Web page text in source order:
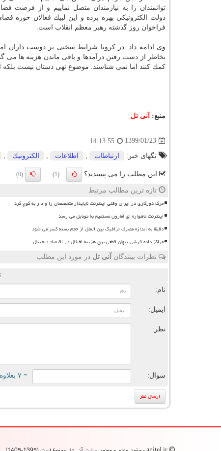
توانمندان را به نیازمندان متصل نماییم و از فرصت
دولت الكترونیكی بهره برده و این لبیك فعالان حوزه
فراخوان روز گذشته رهبر معظم انقلاب است.
وی ادامه داد: در كرونا شرایط سختی بر دوست داران
بخاطر از دست رفتن درآمدها و باقی ماندن هزینه ها می
كمك كنند اما نمی شناسند. موضوع تهی دستان نیست بلكه
منبع: آنی تل
1399/01/23
14:13:55
تگهای خبر: ارتباطات اطلاعات الكترونیك
این مطلب را می پسندید؟ (1)
(0)
تازه ترین مطالب مرتبط
مرگ دورکاری در ایران وقتی اینترنت ناپایدار متخصصان را وادار به کوچ کرد
اینترنت ماهواره ای آمازون مستقیم به موبایل می رسد
دقیقا به اندازه مصرف ترافیک بین الملل از حجم بسته کسر می شود
مراکز داده قربانی پنهان قطعی برق هزینه اختلال در اقتصاد دیجیتال
نظرات بینندگان آنی تل در مورد این مطلب
نام:
ایمیل:
نظر:
سوال: = ۷ بعلاوه ۵